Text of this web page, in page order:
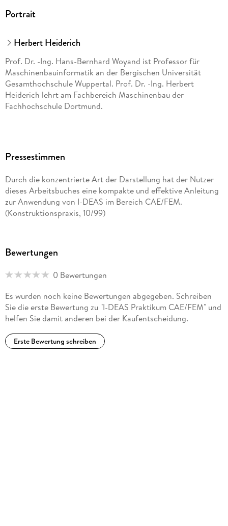
Portrait
Herbert Heiderich
Prof. Dr. -Ing. Hans-Bernhard Woyand ist Professor für
Maschinenbauinformatik an der Bergischen Universität
Gesamthochschule Wuppertal. Prof. Dr. -Ing. Herbert
Heiderich lehrt am Fachbereich Maschinenbau der
Fachhochschule Dortmund.
Pressestimmen
Durch die konzentrierte Art der Darstellung hat der Nutzer
dieses Arbeitsbuches eine kompakte und effektive Anleitung
zur Anwendung von I-DEAS im Bereich CAE/FEM.
(Konstruktionspraxis, 10/99)
Bewertungen
0 Bewertungen
Es wurden noch keine Bewertungen abgegeben. Schreiben
Sie die erste Bewertung zu "I-DEAS Praktikum CAE/FEM" und
helfen Sie damit anderen bei der Kaufentscheidung.
Erste Bewertung schreiben